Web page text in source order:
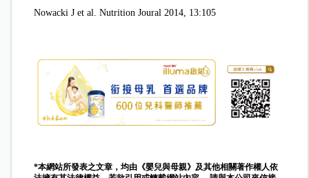
Nowacki J et al. Nutrition Joural 2014, 13:105
*本網站所發表之文章，均由《嬰兒與母親》及其他相關著作權人依